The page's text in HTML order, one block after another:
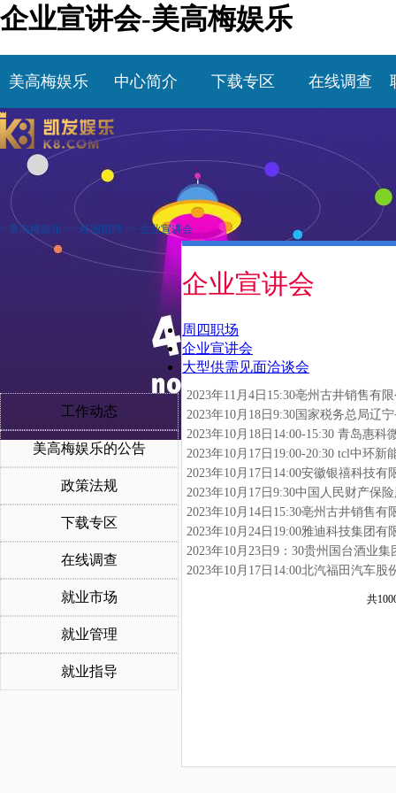
企业宣讲会-美高梅娱乐
美高梅娱乐 中心简介 下载专区 在线调查
> 美高梅娱乐 >> 校园招聘 >> 企业宣讲会
工作动态
美高梅娱乐的公告
政策法规
下载专区
在线调查
就业市场
就业管理
就业指导
企业宣讲会
周四职场
企业宣讲会
大型供需见面洽谈会
2023年11月4日15:30亳州古井销售有
2023年10月18日9:30国家税务总局辽
2023年10月18日14:00-15:30 青岛惠
2023年10月17日19:00-20:30 tcl中环
2023年10月17日14:00安徽银禧科技
2023年10月17日9:30中国人民财产保
2023年10月14日15:30亳州古井销售
2023年10月24日19:00雅迪科技集团
2023年10月23日9：30贵州国台酒业
2023年10月17日14:00北汽福田汽车
共